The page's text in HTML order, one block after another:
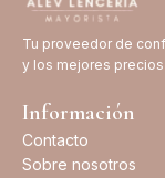
Tu proveedor de
y los mejores
Información
Contacto
Sobre nosotros